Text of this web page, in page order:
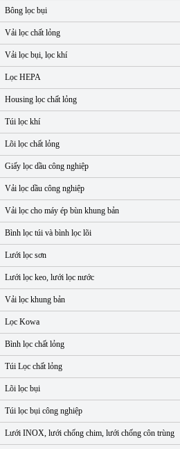
Bông lọc bụi
Vải lọc chất lỏng
Vải lọc bụi, lọc khí
Lọc HEPA
Housing lọc chất lỏng
Túi lọc khí
Lõi lọc chất lỏng
Giấy lọc dầu công nghiệp
Vải lọc dầu công nghiệp
Vải lọc cho máy ép bùn khung bản
Bình lọc túi và bình lọc lõi
Lưới lọc sơn
Lưới lọc keo, lưới lọc nước
Vải lọc khung bản
Lọc Kowa
Bình lọc chất lỏng
Túi Lọc chất lỏng
Lõi lọc bụi
Túi lọc bụi công nghiệp
Lưới INOX, lưới chống chim, lưới chống côn trùng